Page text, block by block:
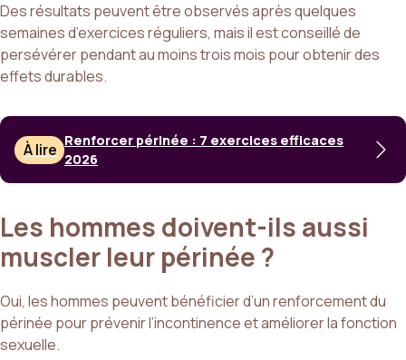
Des résultats peuvent être observés après quelques
semaines d’exercices réguliers, mais il est conseillé de
persévérer pendant au moins trois mois pour obtenir des
effets durables.
À lire Renforcer périnée : 7 exercices efficaces
2026
Les hommes doivent-ils aussi
muscler leur périnée ?
Oui, les hommes peuvent bénéficier d’un renforcement du
périnée pour prévenir l’incontinence et améliorer la fonction
sexuelle.